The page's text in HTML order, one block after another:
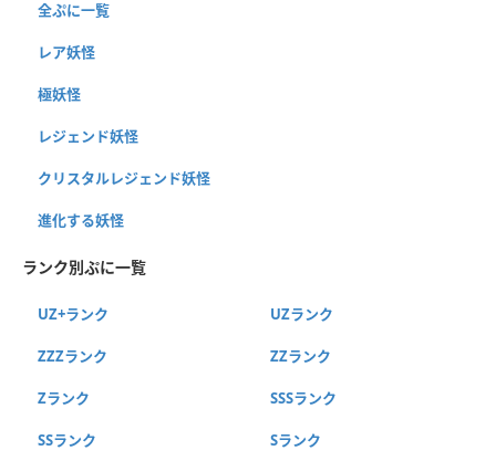
全ぷに一覧
レア妖怪
極妖怪
レジェンド妖怪
クリスタルレジェンド妖怪
進化する妖怪
ランク別ぷに一覧
UZ+ランク UZランク
ZZZランク ZZランク
Zランク SSSランク
SSランク Sランク